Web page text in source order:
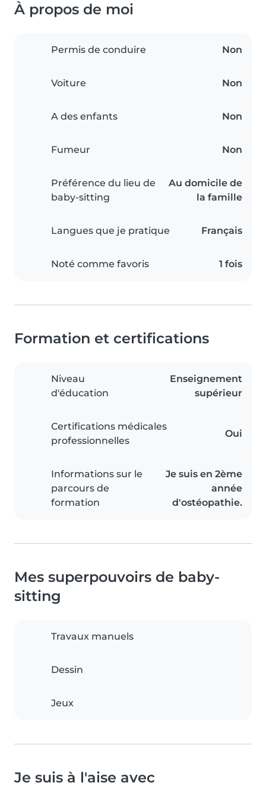
À propos de moi
Permis de conduire Non
Voiture Non
A des enfants Non
Fumeur Non
Préférence du lieu de
baby-sitting
Au domicile de
la famille
Langues que je pratique Français
Noté comme favoris 1 fois
Formation et certifications
Niveau
d'éducation
Enseignement
supérieur
Certifications médicales
professionnelles
Oui
Informations sur le
parcours de
formation
Je suis en 2ème
année
d'ostéopathie.
Mes superpouvoirs de baby-
sitting
Travaux manuels
Dessin
Jeux
Je suis à l'aise avec